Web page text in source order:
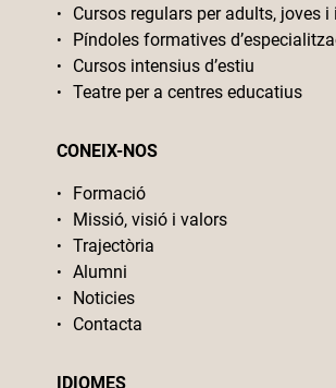
Cursos regulars per adults, joves
Píndoles formatives
Cursos intensius d’estiu
Teatre per a centres educatius
CONEIX-NOS
Formació
Missió, visió i valors
Trajectòria
Alumni
Noticies
Contacta
IDIOMES